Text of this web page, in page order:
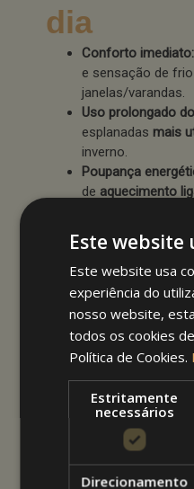
dia
Conforto imediato:
e sensação de
janelas/varandas.
Uso prolongado
esplanadas mais
inverno.
Poupança
de aquecimento
Estética cuidada:
com aarquitetura
Conheça
toldos da
personalizados para
Este website
Este website usa
experiência do
nosso website,
todos os cookies
Política de Cookies.
Estritamente
necessários
Direcionamento